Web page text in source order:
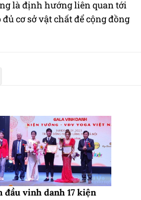
là định hướng liên quan tới
cơ sở vật chất để cộng đồng
đầu vinh danh 17 kiện